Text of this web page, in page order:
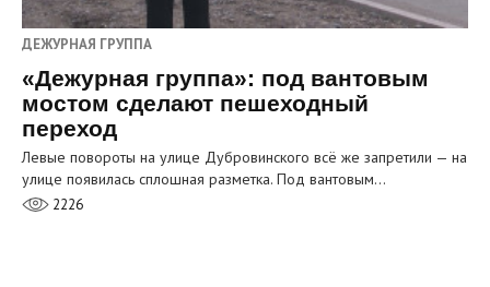
ДЕЖУРНАЯ ГРУППА
«Дежурная группа»: под вантовым
мостом сделают пешеходный
переход
Левые повороты на улице Дубровинского всё же запретили — на
улице появилась сплошная разметка. Под вантовым…
2226